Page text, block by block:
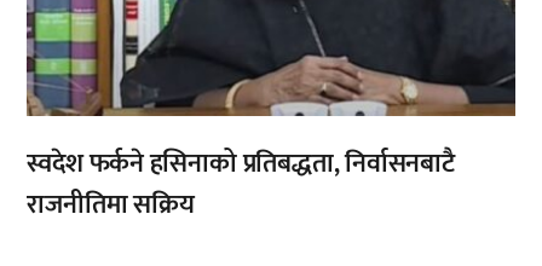
स्वदेश फर्कने हसिनाको प्रतिबद्धता, निर्वासनबाटै
राजनीतिमा सक्रिय